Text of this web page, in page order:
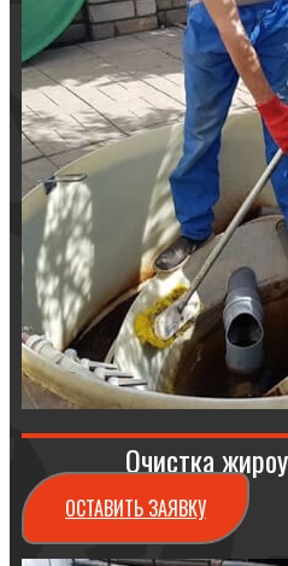
Очистка
ОСТАВИТЬ ЗАЯВКУ